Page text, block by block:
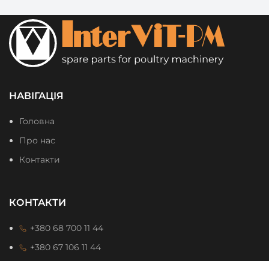
НАВІГАЦІЯ
Головна
Про нас
Контакти
КОНТАКТИ
+380 68 700 11 44
+380 67 106 11 44